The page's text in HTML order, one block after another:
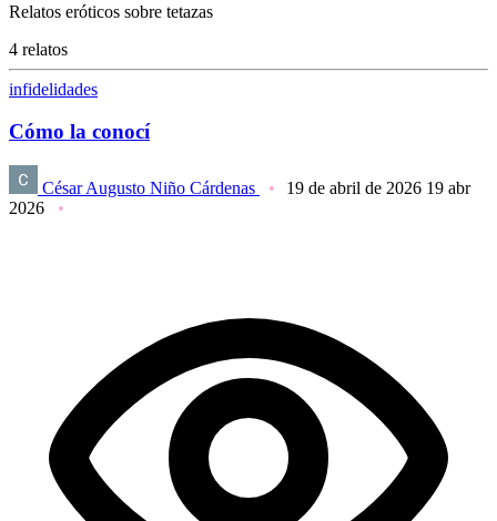
Relatos eróticos sobre tetazas
4 relatos
infidelidades
Cómo la conocí
César Augusto Niño Cárdenas 19 de abril de 2026 19 abr
2026